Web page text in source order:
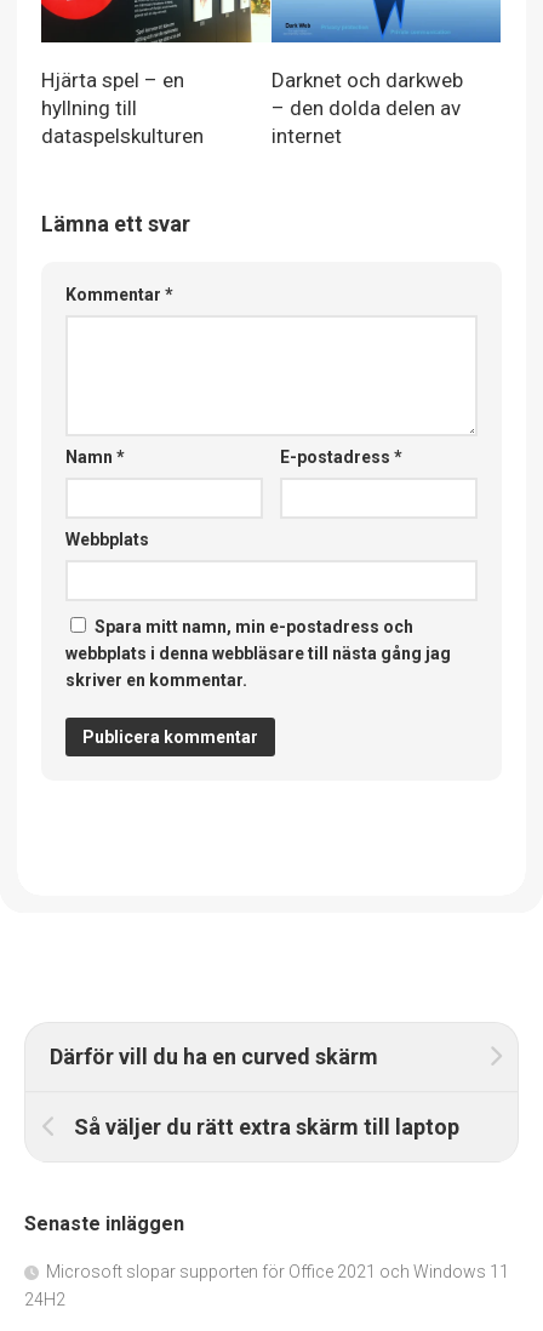
Hjärta spel – en
hyllning till
dataspelskulturen
Darknet och darkweb
– den dolda delen av
internet
Lämna ett svar
Kommentar *
Namn * E-postadress *
Webbplats
Spara mitt namn, min e-postadress och
webbplats i denna webbläsare till nästa gång jag
skriver en kommentar.
Därför vill du ha en curved skärm
Så väljer du rätt extra skärm till laptop
Senaste inläggen
Microsoft slopar supporten för Office 2021 och Windows 11
24H2